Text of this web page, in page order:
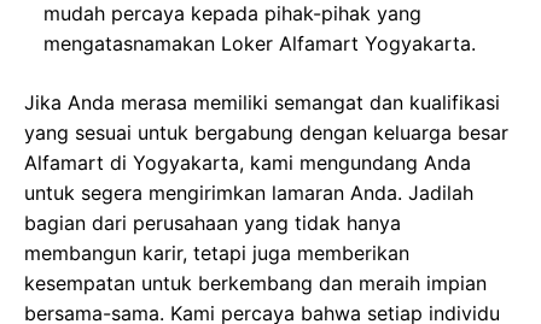
mudah percaya kepada pihak-pihak yang
mengatasnamakan Loker Alfamart Yogyakarta.
Jika Anda merasa memiliki semangat dan kualifikasi
yang sesuai untuk bergabung dengan keluarga besar
Alfamart di Yogyakarta, kami mengundang Anda
untuk segera mengirimkan lamaran Anda. Jadilah
bagian dari perusahaan yang tidak hanya
membangun karir, tetapi juga memberikan
kesempatan untuk berkembang dan meraih impian
bersama-sama. Kami percaya bahwa setiap individu